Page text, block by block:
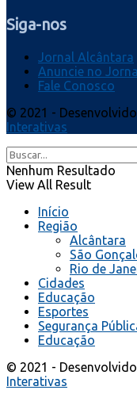
Siga-nos
Jornal Alcântara
Anuncie no
Fale Conosco
© 2021 -
Interativas
Nenhum Resultado
View All Result
Início
Região
Alcântara
São
Rio de
Cidades
Educação
Esportes
Segurança
Educação
© 2021 -
Interativas